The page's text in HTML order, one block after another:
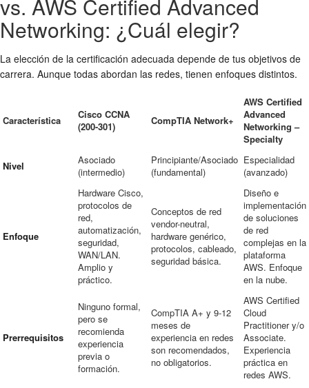
vs. AWS Certified Advanced
Networking: ¿Cuál elegir?
La elección de la certificación adecuada depende de tus objetivos de
carrera. Aunque todas abordan las redes, tienen enfoques distintos.
Característica
Cisco CCNA
(200-301)
CompTIA Network+
AWS Certified
Advanced
Networking –
Specialty
Nivel
Asociado
(intermedio)
Principiante/Asociado
(fundamental)
Especialidad
(avanzado)
Enfoque
Hardware Cisco,
protocolos de
red,
automatización,
seguridad,
WAN/LAN.
Amplio y
práctico.
Conceptos de red
vendor-neutral,
hardware genérico,
protocolos, cableado,
seguridad básica.
Diseño e
implementación
de soluciones
de red
complejas en la
plataforma
AWS. Enfoque
en la nube.
Prerrequisitos
Ninguno formal,
pero se
recomienda
experiencia
previa o
formación.
CompTIA A+ y 9-12
meses de
experiencia en redes
son recomendados,
no obligatorios.
AWS Certified
Cloud
Practitioner y/o
Associate.
Experiencia
práctica en
redes AWS.